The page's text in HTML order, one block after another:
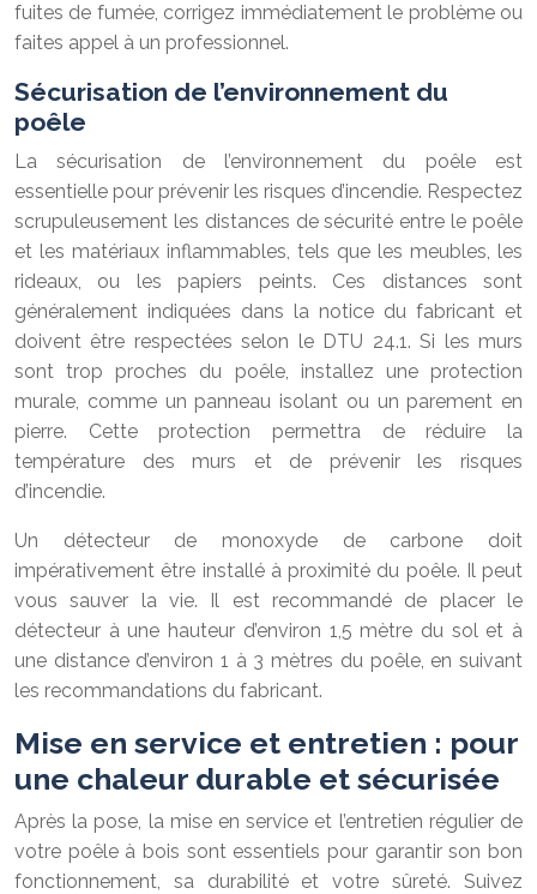
fuites de fumée, corrigez immédiatement le problème ou
faites appel à un professionnel.
Sécurisation de l’environnement du
poêle
La sécurisation de l’environnement du poêle est
essentielle pour prévenir les risques d’incendie. Respectez
scrupuleusement les distances de sécurité entre le poêle
et les matériaux inflammables, tels que les meubles, les
rideaux, ou les papiers peints. Ces distances sont
généralement indiquées dans la notice du fabricant et
doivent être respectées selon le DTU 24.1. Si les murs
sont trop proches du poêle, installez une protection
murale, comme un panneau isolant ou un parement en
pierre. Cette protection permettra de réduire la
température des murs et de prévenir les risques
d’incendie.
Un détecteur de monoxyde de carbone doit
impérativement être installé à proximité du poêle. Il peut
vous sauver la vie. Il est recommandé de placer le
détecteur à une hauteur d’environ 1,5 mètre du sol et à
une distance d’environ 1 à 3 mètres du poêle, en suivant
les recommandations du fabricant.
Mise en service et entretien : pour
une chaleur durable et sécurisée
Après la pose, la mise en service et l’entretien régulier de
votre poêle à bois sont essentiels pour garantir son bon
fonctionnement, sa durabilité et votre sûreté. Suivez